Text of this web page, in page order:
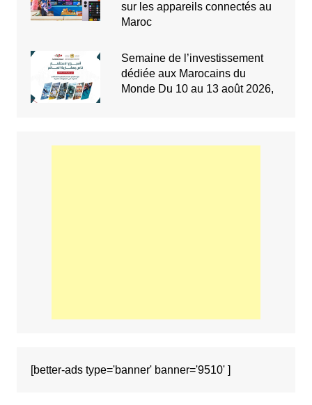
sur les appareils connectés au
Maroc
Semaine de l’investissement
dédiée aux Marocains du
Monde Du 10 au 13 août 2026,
[better-ads type='banner' banner='9510' ]